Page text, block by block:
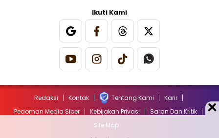
Ikuti Kami
Redaksi Kontak Tentang Kami
Karir
Pedoman Media Siber
Kebijakan Privasi
Saran Dan Kritik
Site Map